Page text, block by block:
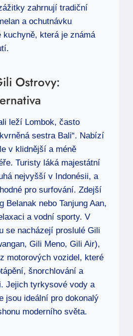
zahrnují tradiční
a ochutnávku
kuchyně, která je známá
Ostrovy:
leží Lombok, často
sestra Bali“. Nabízí
v klidnější a méně
Turisty láká majestátní
nejvyšší v Indonésii, a
pro surfování. Zdejší
Belanak nebo Tanjung Aan,
a vodní sporty. V
se nacházejí proslulé Gili
Gili Meno, Gili Air),
motorových vozidel, které
šnorchlování a
Jejich tyrkysové vody a
jsou ideální pro dokonalý
moderního světa.